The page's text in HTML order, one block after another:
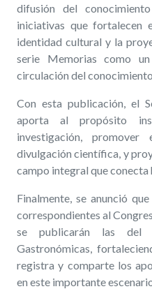
difusión del
iniciativas que fortalecen
identidad cultural y la
serie Memorias como
circulación del conocimiento.
Con esta publicación, el
aporta al propósito
investigación,
divulgación científica, y
campo integral que
Finalmente, se anunció
correspondientes al
se publicarán las del
Gastronómicas,
registra y comparte los
en este importante